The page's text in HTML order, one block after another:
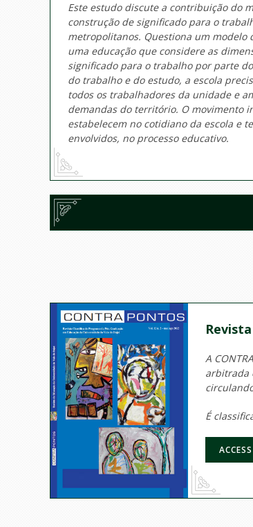
Este estudo discute a contribuição do
construção de significado para o
metropolitanos. Questiona um modelo
uma educação que considere as
significado para o trabalho por parte
do trabalho e do estudo, a escola
todos os trabalhadores da unidade e
demandas do território. O movimento
estabelecem no cotidiano da escola e
envolvidos, no processo educativo.
A
arbitrada
É